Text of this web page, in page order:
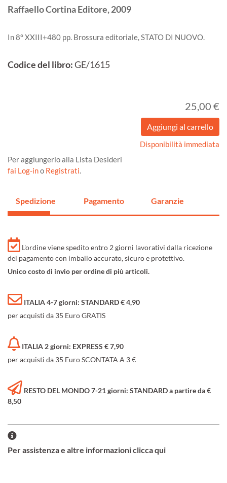
Raffaello Cortina Editore,2009
In 8° XXIII+480 pp. Brossura editoriale, STATO DI NUOVO.
Codice del libro:GE/1615
25,00 €
Disponibilità immediata
Per aggiungerlo alla Lista Desideri
fai Log-ino Registrati.
Spedizione Pagamento Garanzie
L'ordine viene spedito entro 2 giorni lavorativi dalla ricezione
del pagamento con imballo accurato, sicuro e protettivo.
Unico costo di invio per ordine di più articoli.
ITALIA 4-7 giorni: STANDARD € 4,90
per acquisti da 35 Euro GRATIS
ITALIA 2 giorni: EXPRESS € 7,90
per acquisti da 35 Euro SCONTATA A 3 €
RESTO DEL MONDO 7-21 giorni: STANDARD a partire da €
8,50
Per assistenza e altre informazioni clicca qui